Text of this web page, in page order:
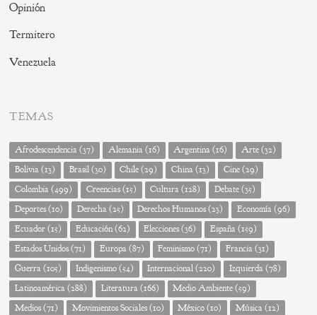
Opinión
Termitero
Venezuela
TEMAS
Afrodescendencia(37) Alemania(16) Argentina(16) Arte(32)
Bolivia(13) Brasil(30) Chile(29) China(13) Cine(29)
Colombia(499) Creencias(15) Cultura(128) Debate(35)
Deportes(10) Derecha(25) Derechos Humanos(23) Economía(96)
Ecuador(15) Educación(62) Elecciones(36) España(159)
Estados Unidos(71) Europa(87) Feminismo(71) Francia(31)
Guerra(105) Indigenismo(54) Internacional(220) Izquierda(78)
Latinoamérica(288) Literatura(166) Medio Ambiente(59)
Medios(71) Movimientos Sociales(10) México(10) Música(12)